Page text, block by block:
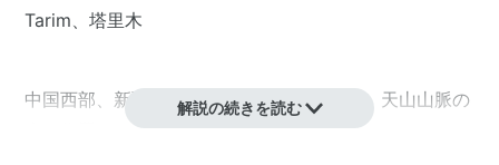
Tarim、塔里木
中国西部、新疆ウイグル自治区にある盆地。天山山脈の
南に位置し、かつては天山南路が通るシルクロードの要
解説の続きを読む